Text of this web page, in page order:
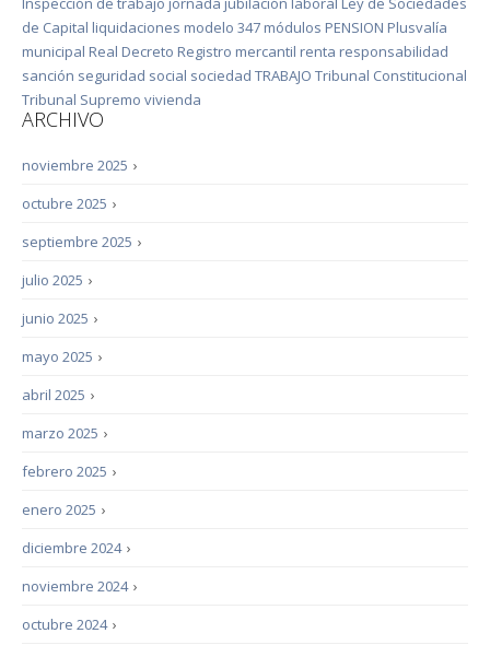
de Capital liquidaciones modelo 347 módulos PENSION Plusvalía
municipal Real Decreto Registro mercantil renta responsabilidad
sanción seguridad social sociedad TRABAJO Tribunal Constitucional
Tribunal Supremo vivienda
ARCHIVO
›
noviembre 2025
›
octubre 2025
›
septiembre 2025
›
julio 2025
›
junio 2025
›
mayo 2025
›
abril 2025
›
marzo 2025
›
febrero 2025
›
enero 2025
›
diciembre 2024
›
noviembre 2024
›
octubre 2024